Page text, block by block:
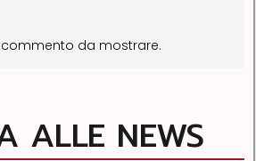
commento da mostrare.
ALLE NEWS